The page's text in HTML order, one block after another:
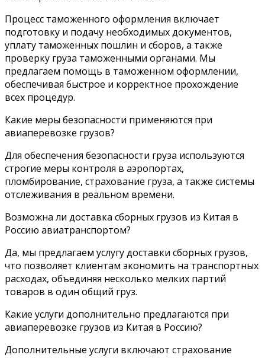
Процесс таможенного оформления включает
подготовку и подачу необходимых документов,
уплату таможенных пошлин и сборов, а также
проверку груза таможенными органами. Мы
предлагаем помощь в таможенном оформлении,
обеспечивая быстрое и корректное прохождение
всех процедур.
Какие меры безопасности применяются при
авиаперевозке грузов?
Для обеспечения безопасности груза используются
строгие меры контроля в аэропортах,
пломбирование, страхование груза, а также системы
отслеживания в реальном времени.
Возможна ли доставка сборных грузов из Китая в
Россию авиатранспортом?
Да, мы предлагаем услугу доставки сборных грузов,
что позволяет клиентам экономить на транспортных
расходах, объединяя несколько мелких партий
товаров в один общий груз.
Какие услуги дополнительно предлагаются при
авиаперевозке грузов из Китая в Россию?
Дополнительные услуги включают страхование